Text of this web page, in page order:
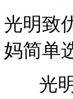
光明致
妈简单
光明